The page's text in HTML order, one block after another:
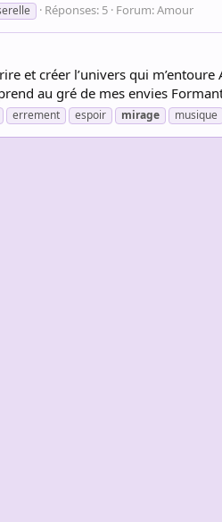
Réponses: 5 Forum:Amour
et créer l’univers qui
au gré de mes envies
errement espoir mirage musique